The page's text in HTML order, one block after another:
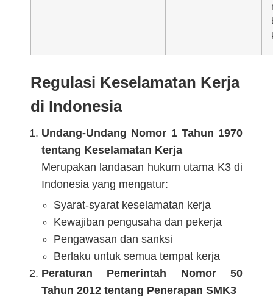
Regulasi Keselamatan Kerja
di Indonesia
Undang-Undang Nomor 1 Tahun 1970
tentang Keselamatan Kerja
Merupakan landasan hukum utama K3 di
Indonesia yang mengatur:
Syarat-syarat keselamatan kerja
Kewajiban pengusaha dan pekerja
Pengawasan dan sanksi
Berlaku untuk semua tempat kerja
Peraturan Pemerintah Nomor 50
Tahun 2012 tentang Penerapan SMK3